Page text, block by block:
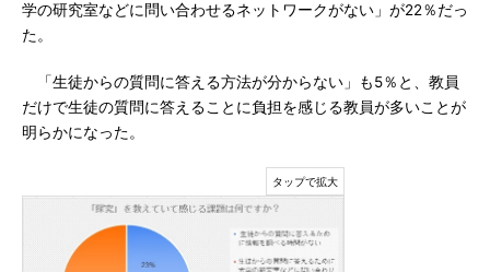
学の研究室などに問い合わせるネットワークがない」が22％だっ
た。
「生徒からの質問に答える方法が分からない」も5％と、教員
だけで生徒の質問に答えることに負担を感じる教員が多いことが
明らかになった。